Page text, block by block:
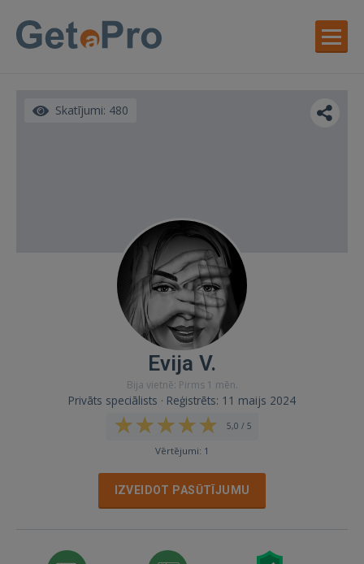
Skatījumi: 480
Evija V.
Bija vietnē: Pirms 1 mēn.
Privāts speciālists · Reģistrēts: 11 maijs 2024
5,0 / 5
Vērtējumi: 1
IZVEIDOT PASŪTĪJUMU